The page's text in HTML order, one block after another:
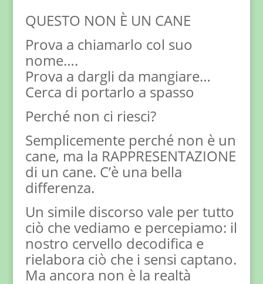
QUESTO NON È UN CANE
Prova a chiamarlo col suo
nome….
Prova a dargli da mangiare…
Cerca di portarlo a spasso
Perché non ci riesci?
Semplicemente perché non è un
cane, ma la RAPPRESENTAZIONE
di un cane. C’è una bella
differenza.
Un simile discorso vale per tutto
ciò che vediamo e percepiamo: il
nostro cervello decodifica e
rielabora ciò che i sensi captano.
Ma ancora non è la realtà